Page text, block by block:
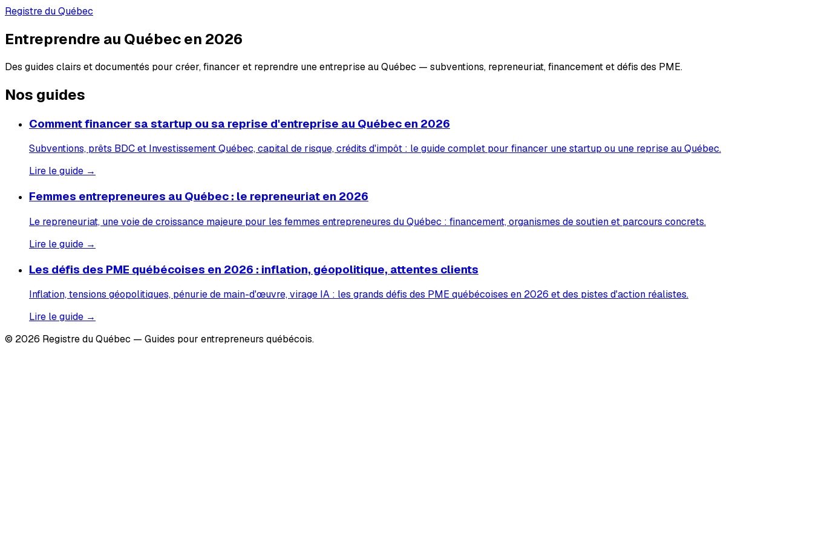
Registre du Québec
Entreprendre au Québec en 2026
Des guides clairs et documentés pour créer, financer et reprendre une entreprise au Québec — subventions, repreneuriat, financement et défis des PME.
Nos guides
Comment financer sa startup ou sa reprise d'entreprise au Québec en 2026
Subventions, prêts BDC et Investissement Québec, capital de risque, crédits d'impôt : le guide complet pour financer une startup ou une reprise au Québec.
Lire le guide →
Femmes entrepreneures au Québec : le repreneuriat en 2026
Le repreneuriat, une voie de croissance majeure pour les femmes entrepreneures du Québec : financement, organismes de soutien et parcours concrets.
Lire le guide →
Les défis des PME québécoises en 2026 : inflation, géopolitique, attentes clients
Inflation, tensions géopolitiques, pénurie de main-d'œuvre, virage IA : les grands défis des PME québécoises en 2026 et des pistes d'action réalistes.
Lire le guide →
© 2026 Registre du Québec — Guides pour entrepreneurs québécois.